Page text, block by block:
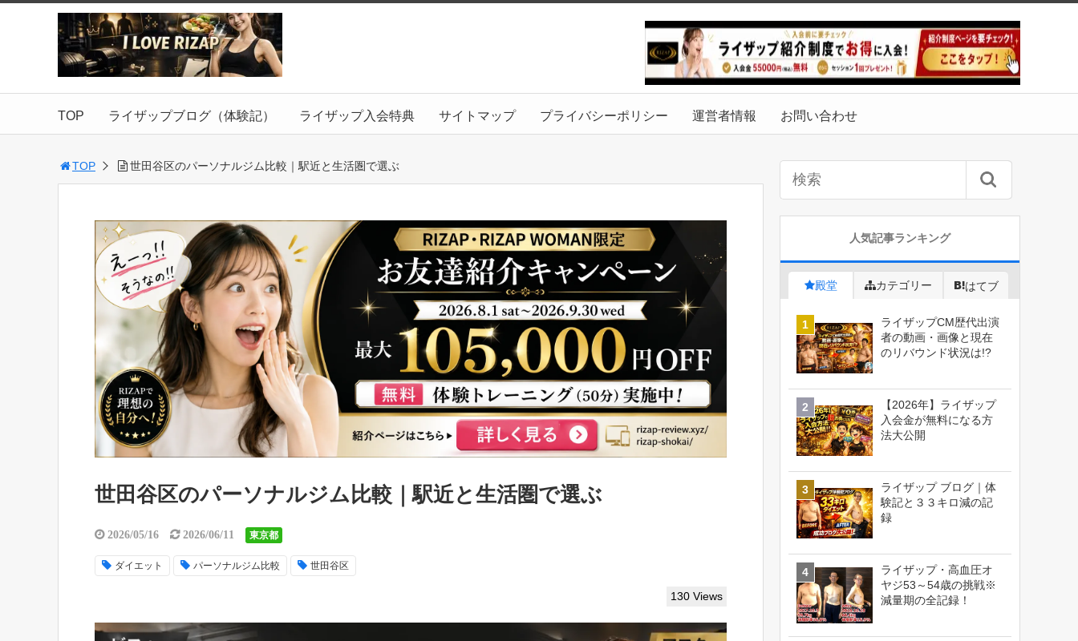
TOP ライザップブログ（体験記） ライザップ入会特典 サイトマップ プライバシーポリシー 運営者情報 お問い合わせ
TOP 世田谷区のパーソナルジム比較｜駅近と生活圏で選ぶ
世田谷区のパーソナルジム比較｜駅近と生活圏で選ぶ
2026/05/16 2026/06/11 東京都
ダイエット パーソナルジム比較 世田谷区
130 Views
人気記事ランキング
殿堂 カテゴリー はてブ
ライザップCM歴代出演
者の動画・画像と現在
のリバウンド状況は!?
【2026年】ライザップ
入会金が無料になる方
法大公開
ライザップ ブログ｜体
験記と３３キロ減の記
録
ライザップ・高血圧オ
ヤジ53～54歳の挑戦※
減量期の全記録！